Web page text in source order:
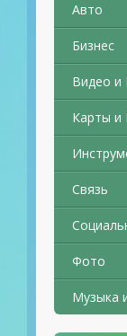
Авто
Бизнес
Видео и
Карты и
Связь
Фото
Музыка